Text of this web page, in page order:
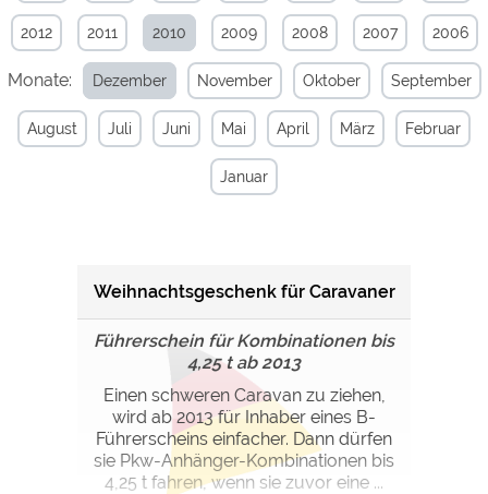
2012 2011 2010 2009 2008 2007 2006
Monate: Dezember November Oktober September
August Juli Juni Mai April März Februar
Januar
Weihnachtsgeschenk für Caravaner
Führerschein für Kombinationen bis
4,25 t ab 2013
Einen schweren Caravan zu ziehen,
wird ab 2013 für Inhaber eines B-
Führerscheins einfacher. Dann dürfen
sie Pkw-Anhänger-Kombinationen bis
4,25 t fahren, wenn sie zuvor eine ...
werden Teile der Websitenicht funktionieren.
Externe Medien
YouTube (Videos von
Campingplätzen)
https://policies.google.com/privacy
Campingplatzvorschau (Vorschau
siehe Datenschutzerklärung des
jeweiligen Anbieters
Google reCAPTCHA (Formulare) https://policies.google.com/privacy
https://policies.google.com/privacy
Marketing
https://policies.google.com/privacy